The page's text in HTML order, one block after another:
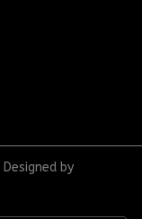
Designed by